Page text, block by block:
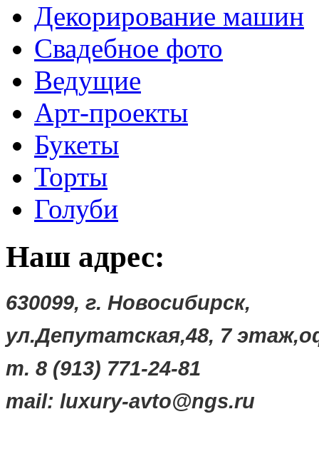
Декорирование машин
Свадебное фото
Ведущие
Арт-проекты
Букеты
Торты
Голуби
Наш адрес:
630099, г. Новосибирск,
ул.Депутатская,48, 7
т. 8 (913) 771-24-81
mail: luxury-avto@ngs.ru